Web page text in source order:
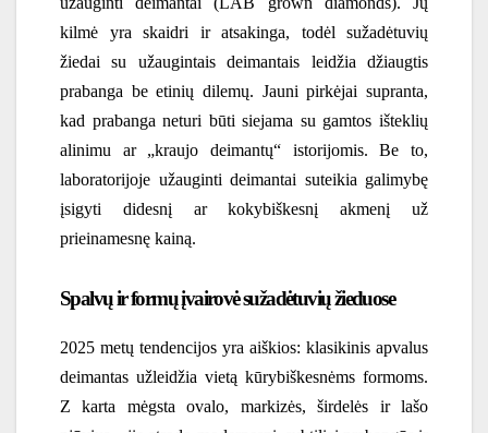
kilmė yra skaidri ir atsakinga, todėl sužadėtuvių
žiedai su užaugintais deimantais leidžia džiaugtis
prabanga be etinių dilemų. Jauni pirkėjai supranta,
kad prabanga neturi būti siejama su gamtos išteklių
alinimu ar „kraujo deimantų“ istorijomis. Be to,
laboratorijoje užauginti deimantai suteikia galimybę
įsigyti didesnį ar kokybiškesnį akmenį už
prieinamesnę kainą.
Spalvų ir formų įvairovė sužadėtuvių žieduose
2025 metų tendencijos yra aiškios: klasikinis apvalus
deimantas užleidžia vietą kūrybiškesnėms formoms.
Z karta mėgsta ovalo, markizės, širdelės ir lašo